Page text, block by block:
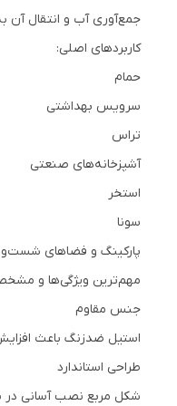
جمع‌آوری آب و انتقال آن
کاربردهای اصلی:
حمام
سرویس بهداشتی
تراس
آشپزخانه‌های صنعتی
استخر
سونا
پارکینگ و فضاهای
مهم‌ترین ویژگی‌ها و
جنس مقاوم
استیل ضدزنگ باعث
طراحی استاندارد
شکل مربع نصب آسانی در